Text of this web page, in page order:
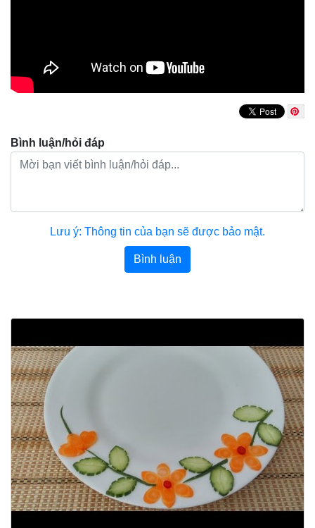
Bình luận/hỏi đáp
Lưu ý: Thông tin của bạn sẽ được bảo mật.
Bình luận